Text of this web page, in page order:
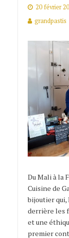
20 février
grandpastis
Du Mali à la
Cuisine de
bijoutier qui,
derrière les
et une
premier